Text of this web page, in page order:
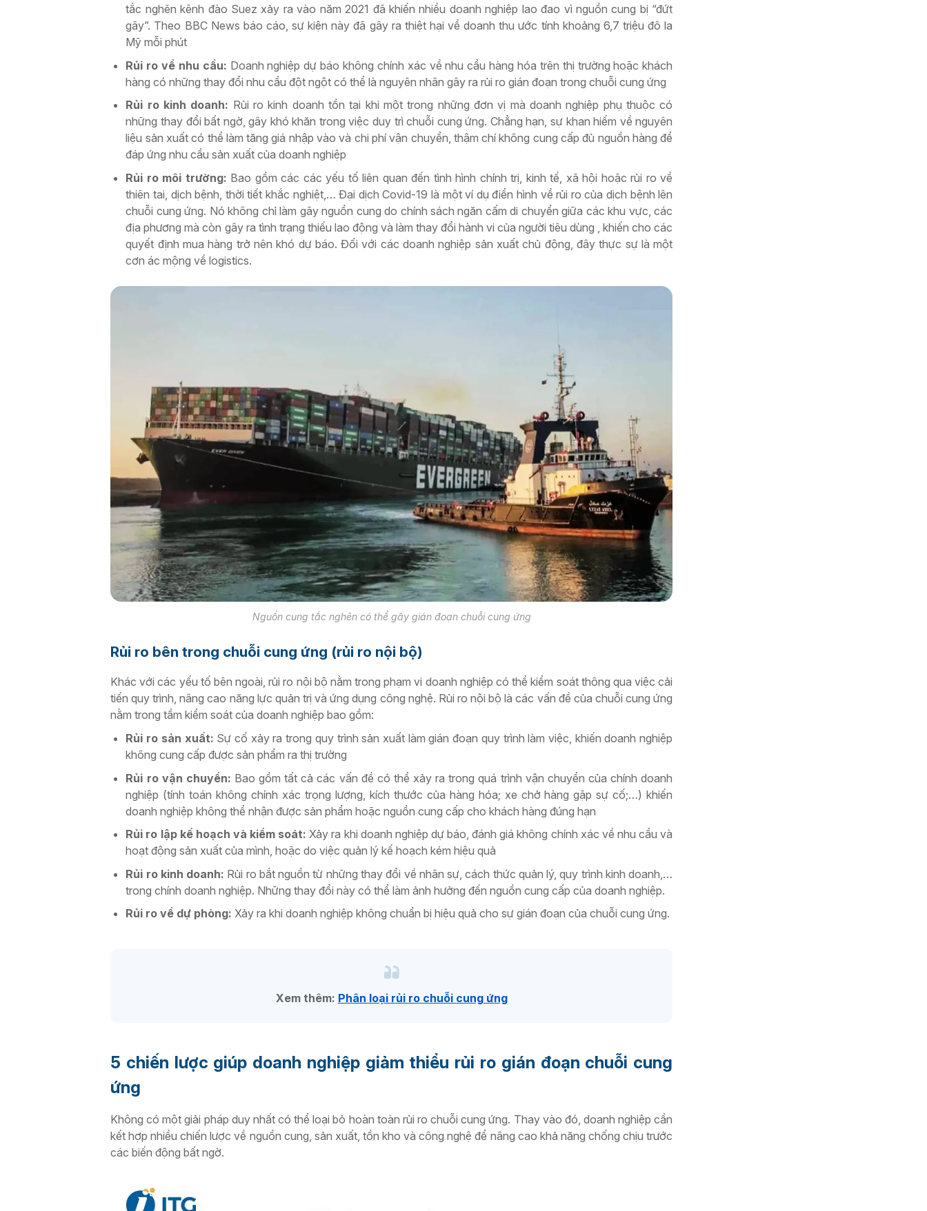
tắc nghẽn kênh đào Suez xảy ra vào năm 2021 đã khiến nhiều doanh nghiệp lao đao vì nguồn cung bị “đứt
gãy”. Theo BBC News báo cáo, sự kiện này đã gây ra thiệt hại về doanh thu ước tính khoảng 6,7 triệu đô la
Mỹ mỗi phút
Rủi ro về nhu cầu: Doanh nghiệp dự báo không chính xác về nhu cầu hàng hóa trên thị trường hoặc khách
hàng có những thay đổi nhu cầu đột ngột có thể là nguyên nhân gây ra rủi ro gián đoạn trong chuỗi cung ứng
Rủi ro kinh doanh: Rủi ro kinh doanh tồn tại khi một trong những đơn vị mà doanh nghiệp phụ thuộc có
những thay đổi bất ngờ, gây khó khăn trong việc duy trì chuỗi cung ứng. Chẳng hạn, sự khan hiếm về nguyên
liệu sản xuất có thể làm tăng giá nhập vào và chi phí vận chuyển, thậm chí không cung cấp đủ nguồn hàng để
đáp ứng nhu cầu sản xuất của doanh nghiệp
Rủi ro môi trường: Bao gồm các các yếu tố liên quan đến tình hình chính trị, kinh tế, xã hội hoặc rủi ro về
thiên tai, dịch bệnh, thời tiết khắc nghiệt,… Đại dịch Covid-19 là một ví dụ điển hình về rủi ro của dịch bệnh lên
chuỗi cung ứng. Nó không chỉ làm gãy nguồn cung do chính sách ngăn cấm di chuyển giữa các khu vực, các
địa phương mà còn gây ra tình trạng thiếu lao động và làm thay đổi hành vi của người tiêu dùng , khiến cho các
quyết định mua hàng trở nên khó dự báo. Đối với các doanh nghiệp sản xuất chủ động, đây thực sự là một
cơn ác mộng về logistics.
Nguồn cung tắc nghẽn có thể gây gián đoạn chuỗi cung ứng
Rủi ro bên trong chuỗi cung ứng (rủi ro nội bộ)
Khác với các yếu tố bên ngoài, rủi ro nội bộ nằm trong phạm vi doanh nghiệp có thể kiểm soát thông qua việc cải
tiến quy trình, nâng cao năng lực quản trị và ứng dụng công nghệ. Rủi ro nội bộ là các vấn đề của chuỗi cung ứng
nằm trong tầm kiểm soát của doanh nghiệp bao gồm:
Rủi ro sản xuất: Sự cố xảy ra trong quy trình sản xuất làm gián đoạn quy trình làm việc, khiến doanh nghiệp
không cung cấp được sản phẩm ra thị trường
Rủi ro vận chuyển: Bao gồm tất cả các vấn đề có thể xảy ra trong quá trình vận chuyển của chính doanh
nghiệp (tính toán không chính xác trọng lượng, kích thước của hàng hóa; xe chở hàng gặp sự cố;…) khiến
doanh nghiệp không thể nhận được sản phẩm hoặc nguồn cung cấp cho khách hàng đúng hạn
Rủi ro lập kế hoạch và kiểm soát: Xảy ra khi doanh nghiệp dự báo, đánh giá không chính xác về nhu cầu và
hoạt động sản xuất của mình, hoặc do việc quản lý kế hoạch kém hiệu quả
Rủi ro kinh doanh: Rủi ro bắt nguồn từ những thay đổi về nhân sự, cách thức quản lý, quy trình kinh doanh,…
trong chính doanh nghiệp. Những thay đổi này có thể làm ảnh hưởng đến nguồn cung cấp của doanh nghiệp.
Rủi ro về dự phòng: Xảy ra khi doanh nghiệp không chuẩn bị hiệu quả cho sự gián đoạn của chuỗi cung ứng.
Xem thêm: Phân loại rủi ro chuỗi cung ứng
5 chiến lược giúp doanh nghiệp giảm thiểu rủi ro gián đoạn chuỗi cung
ứng
Không có một giải pháp duy nhất có thể loại bỏ hoàn toàn rủi ro chuỗi cung ứng. Thay vào đó, doanh nghiệp cần
kết hợp nhiều chiến lược về nguồn cung, sản xuất, tồn kho và công nghệ để nâng cao khả năng chống chịu trước
các biến động bất ngờ.